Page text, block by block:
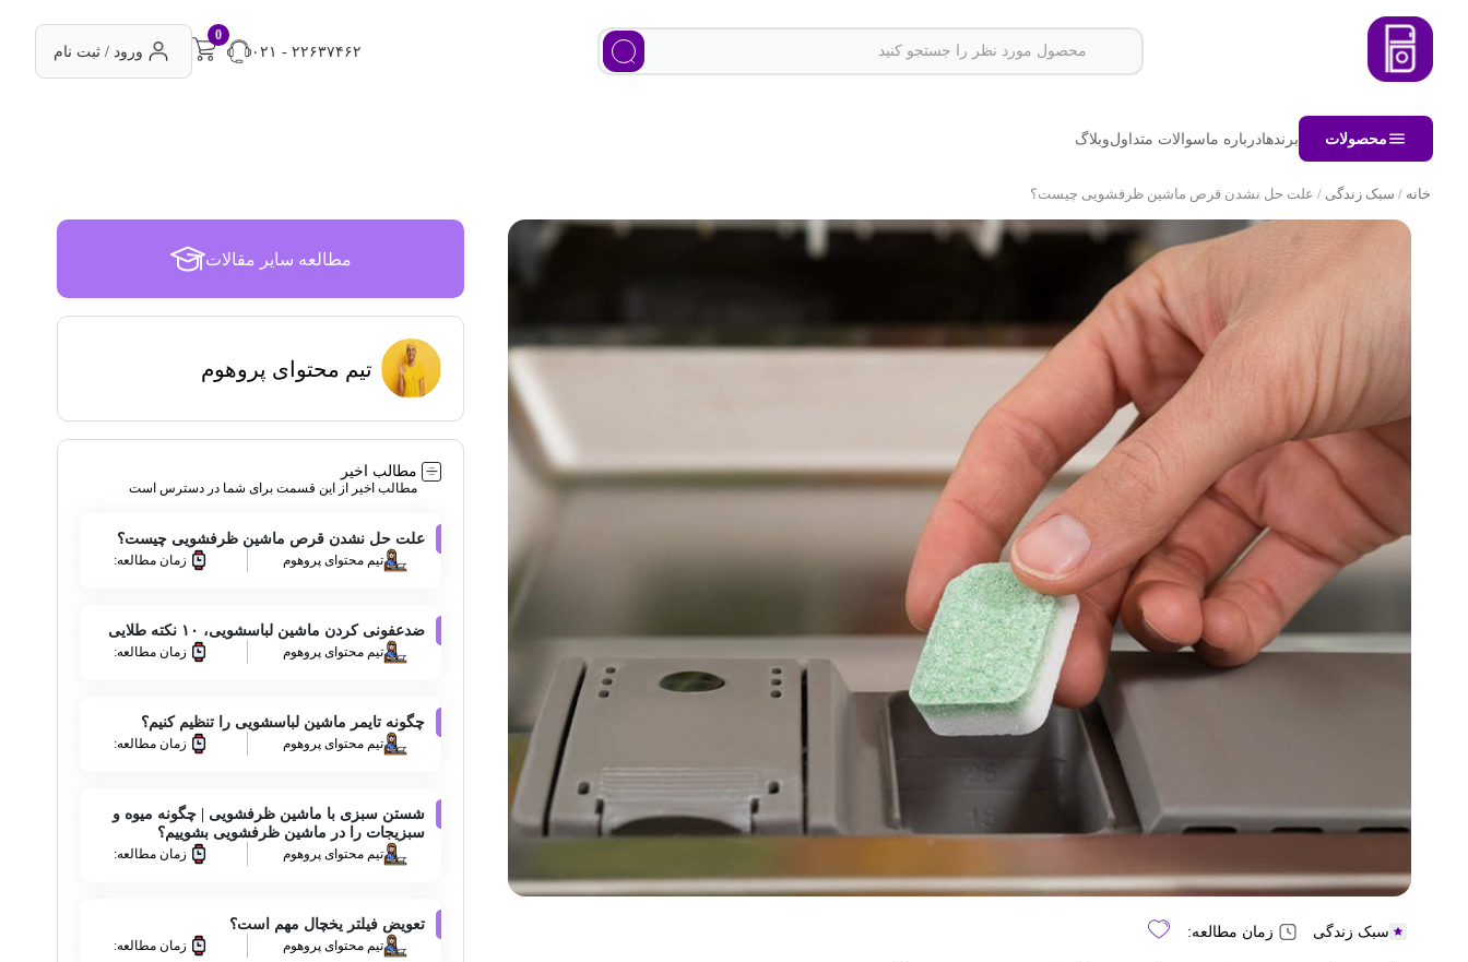
۰۲۱ - ۲۲۶۳۷۴۶۲
0
ورود / ثبت نام
محصولات برندهادرباره ماسوالات متداولوبلاگ
خانه / سبک زندگی / علت حل نشدن قرص ماشین ظرفشویی چیست؟
سبک زندگی زمان مطالعه:
مطالعه سایر مقالات
تیم محتوای پروهوم
مطالب اخیر
مطالب اخیر از این قسمت برای شما در دسترس است
علت حل نشدن قرص ماشین ظرفشویی چیست؟
تیم محتوای پروهوم زمان مطالعه:
ضدعفونی کردن ماشین لباسشویی، ۱۰ نکته طلایی
تیم محتوای پروهوم زمان مطالعه:
چگونه تایمر ماشین لباسشویی را تنظیم کنیم؟
تیم محتوای پروهوم زمان مطالعه:
شستن سبزی با ماشین ظرفشویی | چگونه میوه و
سبزیجات را در ماشین ظرفشویی بشوییم؟
تیم محتوای پروهوم زمان مطالعه:
تعویض فیلتر یخچال مهم است؟
تیم محتوای پروهوم زمان مطالعه: